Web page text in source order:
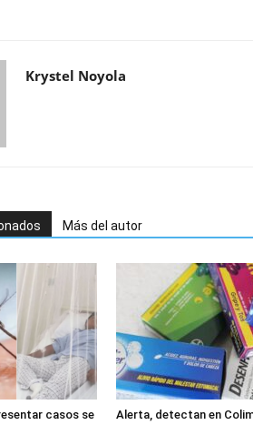
Krystel Noyola
Más del autor
casos se
Alerta, detectan en